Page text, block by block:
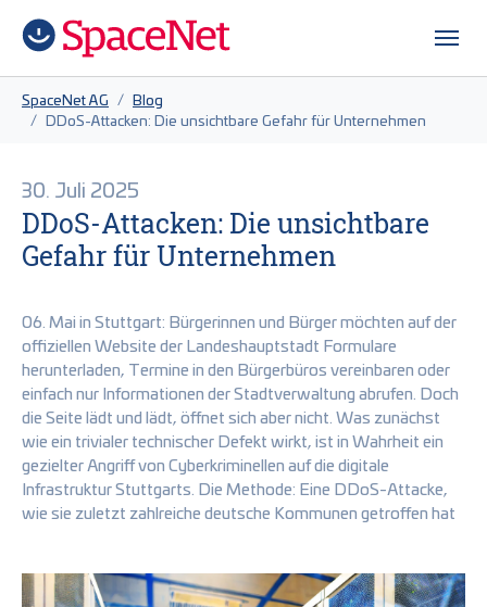
SpaceNet AG
Blog
DDoS-Attacken: Die unsichtbare Gefahr für Unternehmen
30. Juli 2025
DDoS-Attacken: Die unsichtbare
Gefahr für Unternehmen
06. Mai in Stuttgart: Bürgerinnen und Bürger möchten auf der
offiziellen Website der Landeshauptstadt Formulare
herunterladen, Termine in den Bürgerbüros vereinbaren oder
einfach nur Informationen der Stadtverwaltung abrufen. Doch
die Seite lädt und lädt, öffnet sich aber nicht. Was zunächst
wie ein trivialer technischer Defekt wirkt, ist in Wahrheit ein
gezielter Angriff von Cyberkriminellen auf die digitale
Infrastruktur Stuttgarts. Die Methode: Eine DDoS-Attacke,
wie sie zuletzt zahlreiche deutsche Kommunen getroffen hat